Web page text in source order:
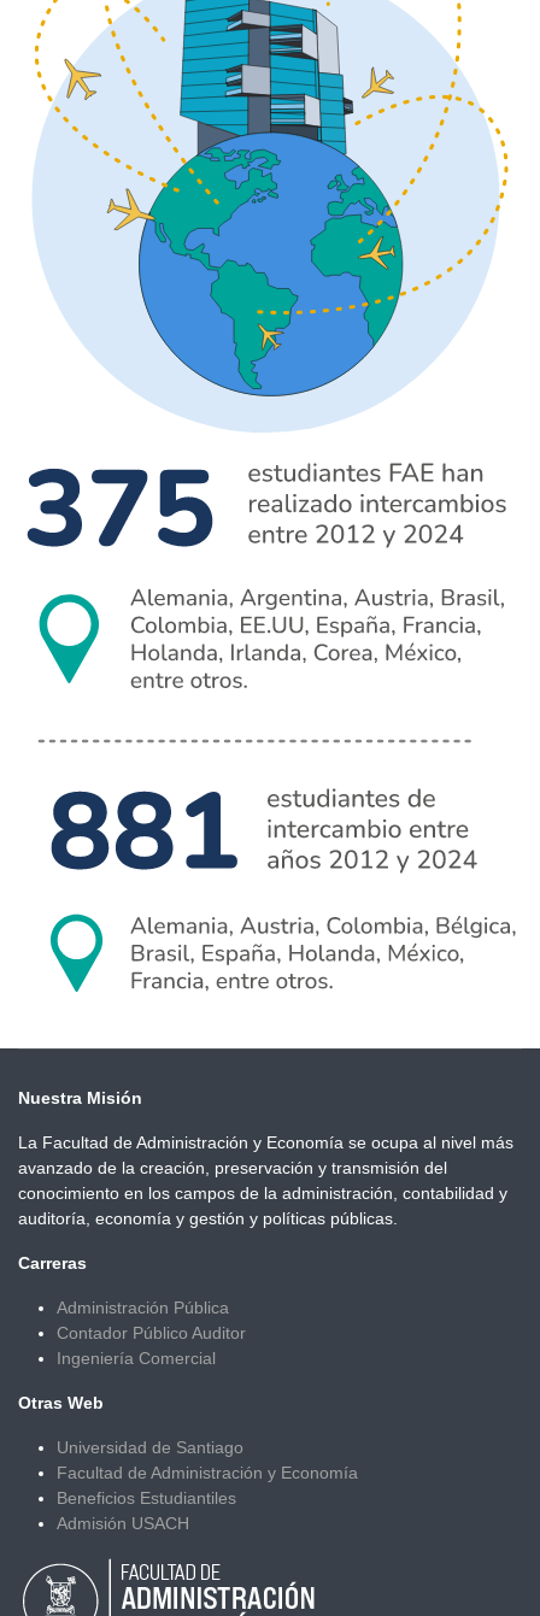
Nuestra Misión
La Facultad de Administración y Economía se ocupa al nivel más
avanzado de la creación, preservación y transmisión del
conocimiento en los campos de la administración, contabilidad y
auditoría, economía y gestión y políticas públicas.
Carreras
Administración Pública
Contador Público Auditor
Ingeniería Comercial
Otras Web
Universidad de Santiago
Facultad de Administración y Economía
Beneficios Estudiantiles
Admisión USACH